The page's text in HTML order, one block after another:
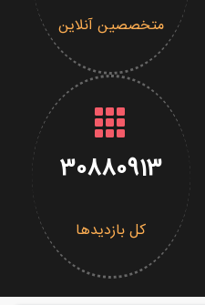
متخصصین آنلاین
30880913
کل بازدیدها